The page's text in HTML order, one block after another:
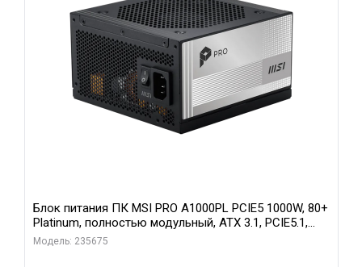
Блок питания ПК MSI PRO A1000PL PCIE5 1000W, 80+
Platinum, полностью модульный, ATX 3.1, PCIE5.1,
RTL
Модель: 235675